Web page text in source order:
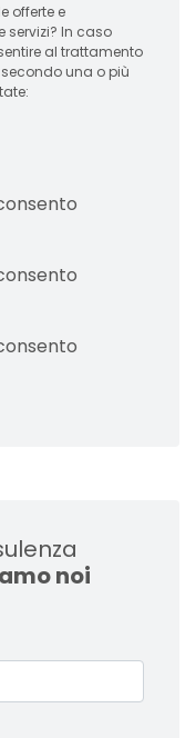
offerte e
In caso
al trattamento
una o più
noi